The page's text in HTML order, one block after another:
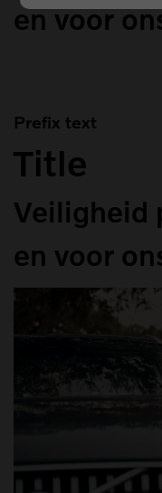
en voor
Prefix text
Title
Veiligheid
en voor